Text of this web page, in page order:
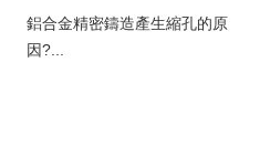
原因?
鋁合金精密鑄造產生縮孔的原
因?...